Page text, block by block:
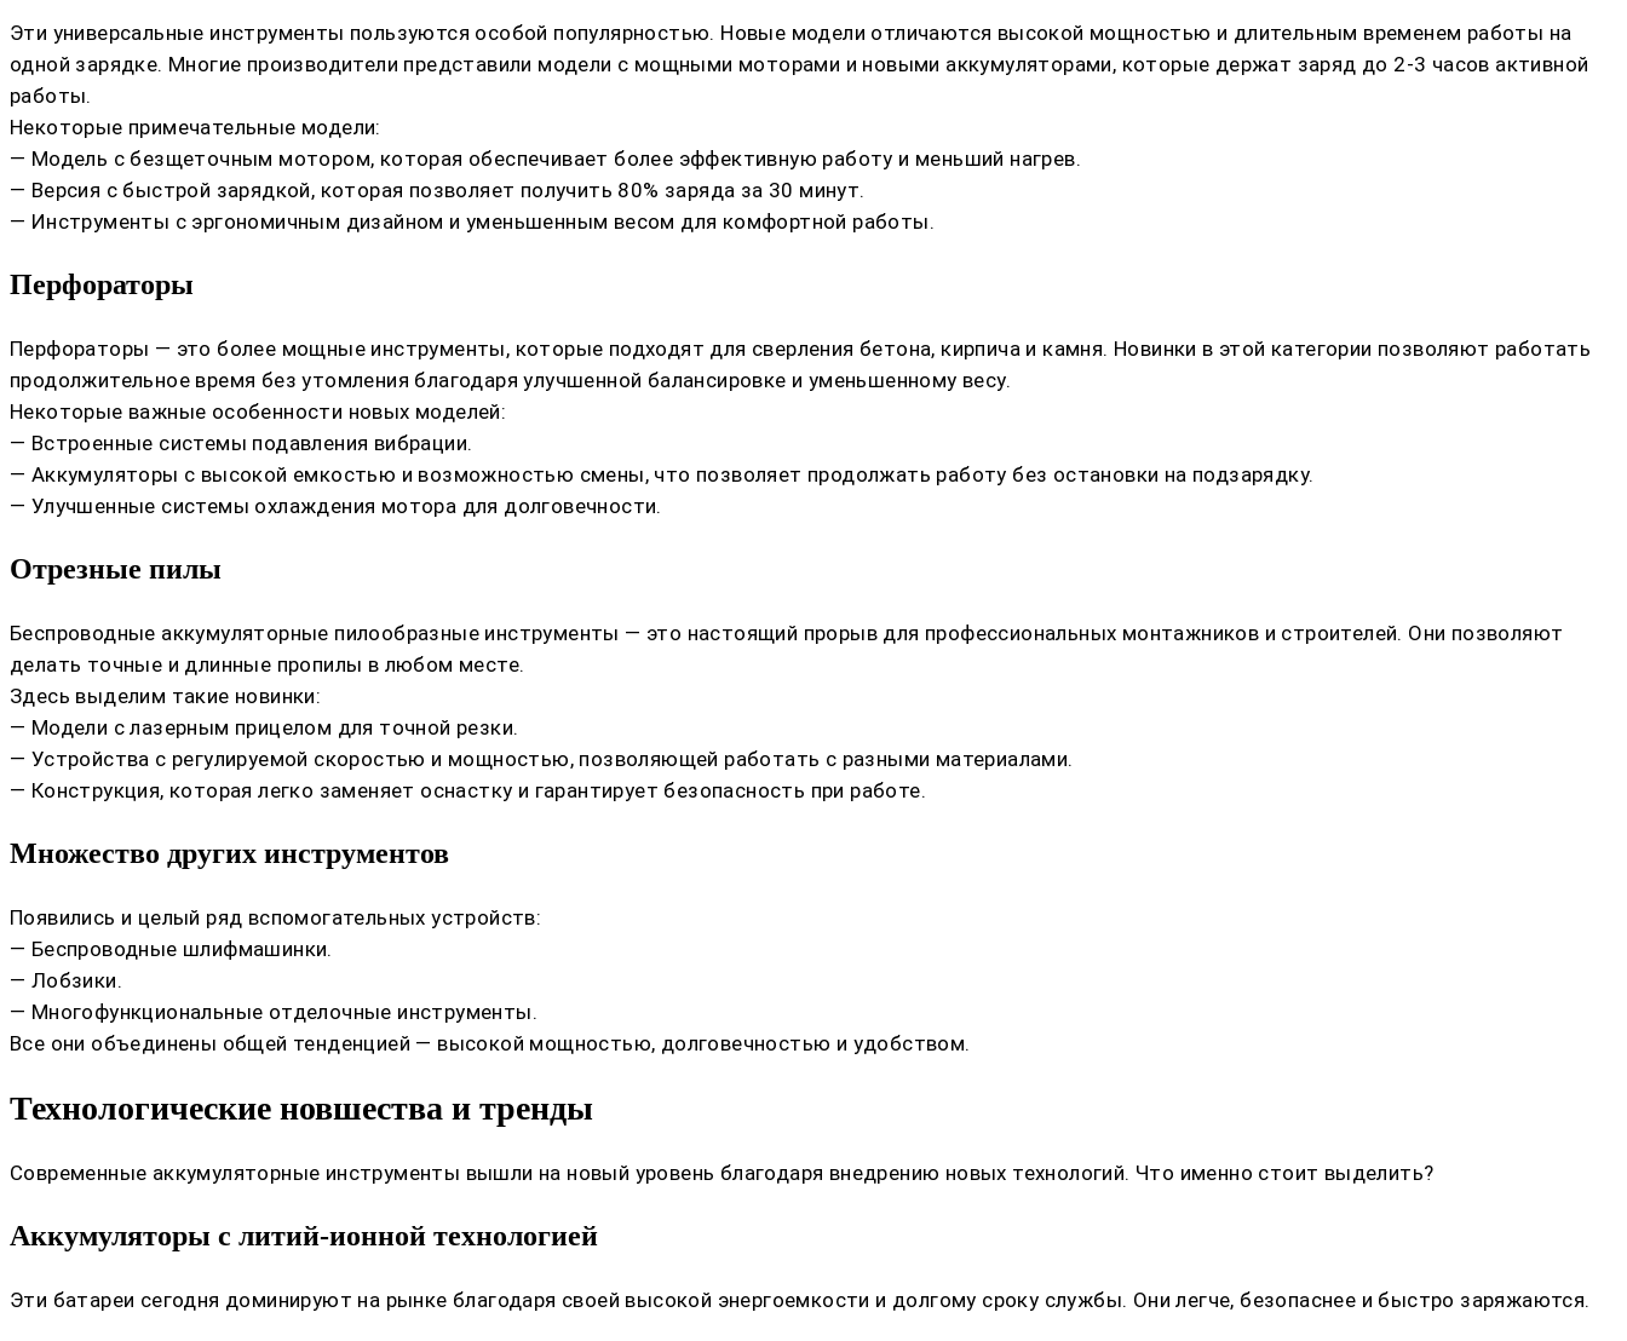
Эти универсальные инструменты пользуются особой популярностью. Новые модели отличаются высокой мощностью и длительным временем работы на
одной зарядке. Многие производители представили модели с мощными моторами и новыми аккумуляторами, которые держат заряд до 2-3 часов активной
работы.
Некоторые примечательные модели:
— Модель с безщеточным мотором, которая обеспечивает более эффективную работу и меньший нагрев.
— Версия с быстрой зарядкой, которая позволяет получить 80% заряда за 30 минут.
— Инструменты с эргономичным дизайном и уменьшенным весом для комфортной работы.
Перфораторы
Перфораторы — это более мощные инструменты, которые подходят для сверления бетона, кирпича и камня. Новинки в этой категории позволяют работать
продолжительное время без утомления благодаря улучшенной балансировке и уменьшенному весу.
Некоторые важные особенности новых моделей:
— Встроенные системы подавления вибрации.
— Аккумуляторы с высокой емкостью и возможностью смены, что позволяет продолжать работу без остановки на подзарядку.
— Улучшенные системы охлаждения мотора для долговечности.
Отрезные пилы
Беспроводные аккумуляторные пилообразные инструменты — это настоящий прорыв для профессиональных монтажников и строителей. Они позволяют
делать точные и длинные пропилы в любом месте.
Здесь выделим такие новинки:
— Модели с лазерным прицелом для точной резки.
— Устройства с регулируемой скоростью и мощностью, позволяющей работать с разными материалами.
— Конструкция, которая легко заменяет оснастку и гарантирует безопасность при работе.
Множество других инструментов
Появились и целый ряд вспомогательных устройств:
— Беспроводные шлифмашинки.
— Лобзики.
— Многофункциональные отделочные инструменты.
Все они объединены общей тенденцией — высокой мощностью, долговечностью и удобством.
Технологические новшества и тренды
Современные аккумуляторные инструменты вышли на новый уровень благодаря внедрению новых технологий. Что именно стоит выделить?
Аккумуляторы с литий-ионной технологией
Эти батареи сегодня доминируют на рынке благодаря своей высокой энергоемкости и долгому сроку службы. Они легче, безопаснее и быстро заряжаются.